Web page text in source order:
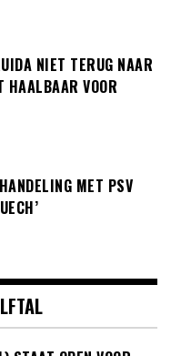
NIET TERUG NAAR
HAALBAAR VOOR
MET PSV